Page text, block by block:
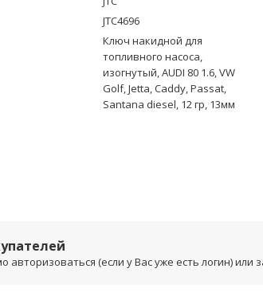
JTC4696
Ключ накидной для
топливного насоса,
изогнутый, AUDI 80 1.6, VW
Golf, Jetta, Caddy, Passat,
Santana diesel, 12 гр, 13мм
(если у Вас уже есть логин) или